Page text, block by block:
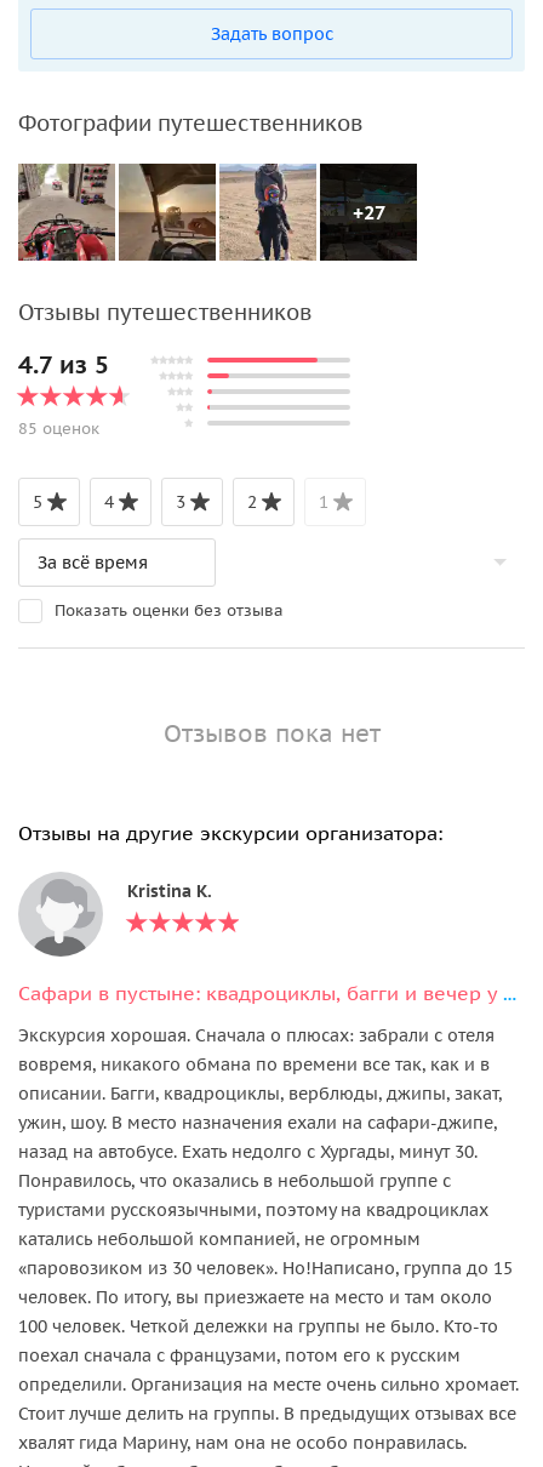
Задать вопрос
Фотографии путешественников
+27
Отзывы путешественников
4.7 из 5
85 оценок
5 4 3 2 1
Показать оценки без отзыва
Отзывов пока нет
Отзывы на другие экскурсии организатора:
Kristina K.
Сафари в пустыне: квадроциклы, багги и вечер у бедуинов
Экскурсия хорошая. Сначала о плюсах: забрали с отеля
вовремя, никакого обмана по времени все так, как и в
описании. Багги, квадроциклы, верблюды, джипы, закат,
ужин, шоу. В место назначения ехали на сафари-джипе,
назад на автобусе. Ехать недолго с Хургады, минут 30.
Понравилось, что оказались в небольшой группе с
туристами русскоязычными, поэтому на квадроциклах
катались небольшой компанией, не огромным
«паровозиком из 30 человек». Но!Написано, группа до 15
человек. По итогу, вы приезжаете на место и там около
100 человек. Четкой дележки на группы не было. Кто-то
поехал сначала с французами, потом его к русским
определили. Организация на месте очень сильно хромает.
Стоит лучше делить на группы. В предыдущих отзывах все
хвалят гида Марину, нам она не особо понравилась.